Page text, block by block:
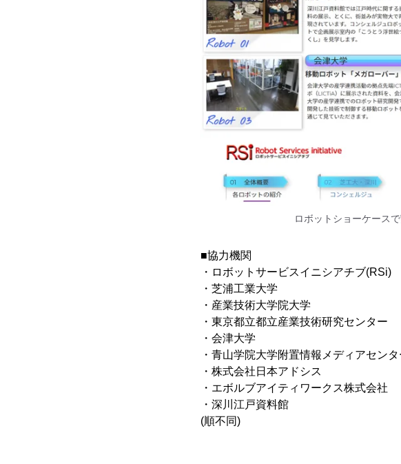
ロボットショーケース
■協力機関
・ロボットサービスイニシアチブ(RSi)
・芝浦工業大学
・産業技術大学院大学
・東京都立都立産業技術研究センター
・会津大学
・青山学院大学附置情報メディアセンタ
・株式会社日本アドシス
・エボルブアイティワークス株式会社
・深川江戸資料館
(順不同)